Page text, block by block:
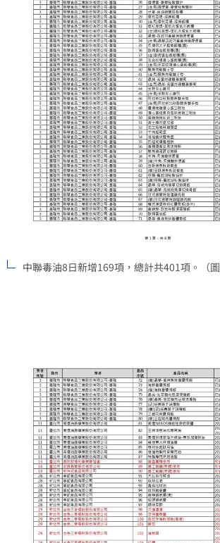
中聯毒油8日新增169項，總計共401項。（圖